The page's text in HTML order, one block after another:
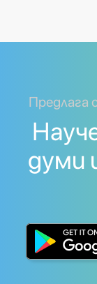
Предлага
думи